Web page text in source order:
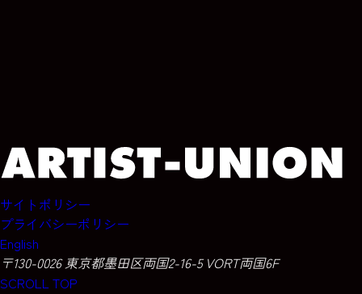
サイトポリシー
プライバシーポリシー
English
〒130-0026 東京都墨田区両国2-16-5 VORT両国6F
SCROLL TOP